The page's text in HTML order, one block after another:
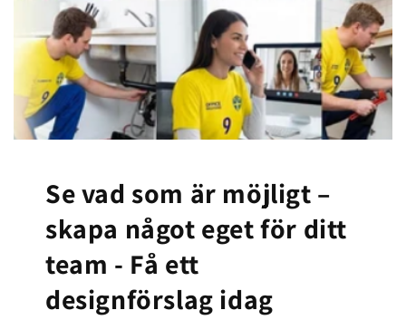
Se vad som är möjligt –
skapa något eget för ditt
team - Få ett
designförslag idag